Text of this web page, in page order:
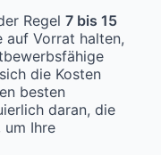
Regel 7 bis 15
auf Vorrat halten,
die Kosten
besten
daran, die
Ihre